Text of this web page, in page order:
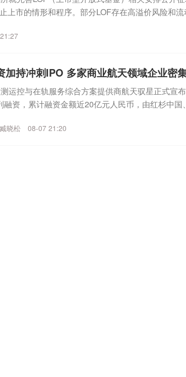
上市的情形和程序。部分LOF存在高溢价风险和
加持冲刺IPO 多家商业航天领域企业密
运控与在轨服务综合方案提供商航天驭星正式宣
融资，累计融资金额近20亿元人民币，由红杉中国
臧晓松 08-07 21:20